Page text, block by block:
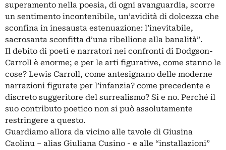
superamento nella poesia, di ogni avanguardia, scorre
un sentimento incontenibile, un’avidità di dolcezza che
sconfina in inesausta estenuazione: l’inevitabile,
sacrosanta sconfitta d’una ribellione alla banalità”.
Il debito di poeti e narratori nei confronti di Dodgson-
Carroll è enorme; e per le arti figurative, come stanno le
cose? Lewis Carroll, come antesignano delle moderne
narrazioni figurate per l’infanzia? come precedente e
discreto suggeritore del surrealismo? Si e no. Perché il
suo contributo poetico non si può assolutamente
restringere a questo.
Guardiamo allora da vicino alle tavole di Giusina
Caolinu – alias Giuliana Cusino - e alle “installazioni”